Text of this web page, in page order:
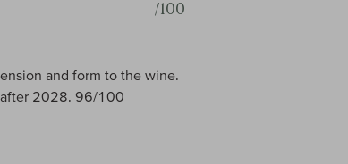
/100
and form to the wine.
after 2028. 96/100